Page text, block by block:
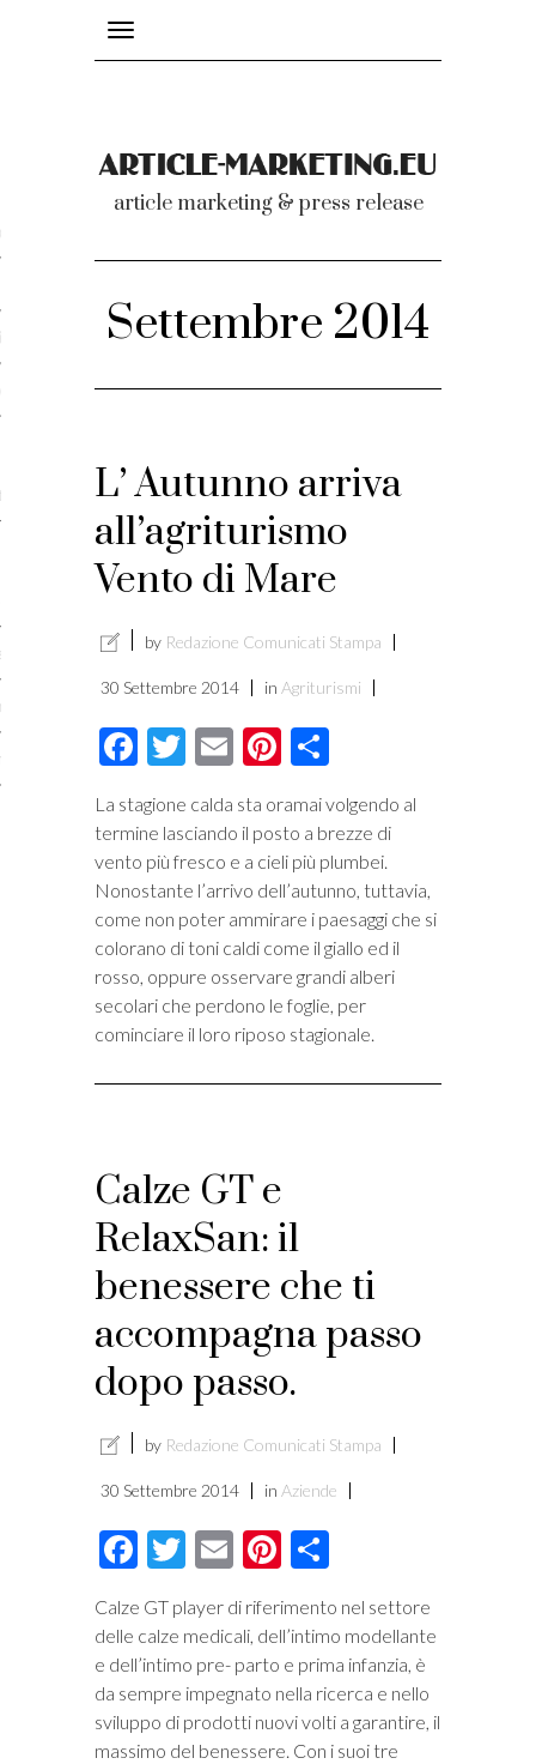
è l’article marketing
e stile di scrittura
per i publishers
Toggle
navigation
article marketing & press release
Settembre 2014
L’ Autunno arriva
all’agriturismo
Vento di Mare
by Redazione Comunicati Stampa
30 Settembre 2014 in Agriturismi
Facebook
Twitter
EmailPinterest
La stagione calda sta oramai volgendo al
termine lasciando il posto a brezze di
vento più fresco e a cieli più plumbei.
Nonostante l’arrivo dell’autunno, tuttavia,
come non poter ammirare i paesaggi che si
colorano di toni caldi come il giallo ed il
rosso, oppure osservare grandi alberi
secolari che perdono le foglie, per
cominciare il loro riposo stagionale.
Calze GT e
RelaxSan: il
benessere che ti
accompagna passo
dopo passo.
by Redazione Comunicati Stampa
30 Settembre 2014 in Aziende
Facebook
Twitter
EmailPinterest
Calze GT player di riferimento nel settore
delle calze medicali, dell’intimo modellante
e dell’intimo pre- parto e prima infanzia, è
da sempre impegnato nella ricerca e nello
sviluppo di prodotti nuovi volti a garantire, il
massimo del benessere. Con i suoi tre